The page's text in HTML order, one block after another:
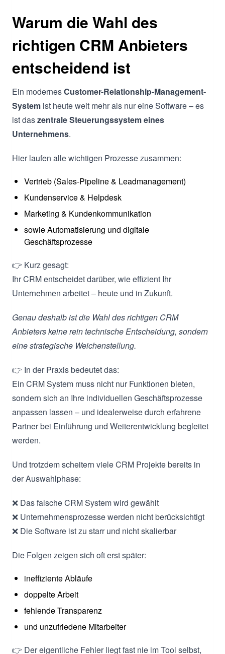
Warum die Wahl des
richtigen CRM Anbieters
entscheidend ist
Ein modernesCustomer-Relationship-Management-
System ist heute weit mehr als nur eine Software – es
ist daszentrale Steuerungssystem eines
Unternehmens.
Hier laufen alle wichtigen Prozesse zusammen:
Vertrieb (Sales-Pipeline & Leadmanagement)
Kundenservice & Helpdesk
Marketing & Kundenkommunikation
sowie Automatisierung und digitale
Geschäftsprozesse
👉 Kurz gesagt:
Ihr CRM entscheidet darüber, wie effizient Ihr
Unternehmen arbeitet – heute und in Zukunft.
Genau deshalb ist die Wahl des richtigen CRM
Anbieters keine rein technische Entscheidung, sondern
eine strategische Weichenstellung.
👉 In der Praxis bedeutet das:
Ein CRM System muss nicht nur Funktionen bieten,
sondern sich an Ihre individuellen Geschäftsprozesse
anpassen lassen – und idealerweise durch erfahrene
Partner bei Einführung und Weiterentwicklung begleitet
werden.
Und trotzdem scheitern viele CRM Projekte bereits in
der Auswahlphase:
❌ Das falsche CRM System wird gewählt
❌ Unternehmensprozesse werden nicht berücksichtigt
❌ Die Software ist zu starr und nicht skalierbar
Die Folgen zeigen sich oft erst später:
ineffiziente Abläufe
doppelte Arbeit
fehlende Transparenz
und unzufriedene Mitarbeiter
👉 Der eigentliche Fehler liegt fast nie im Tool selbst,